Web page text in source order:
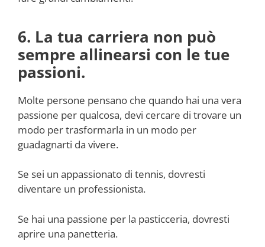
6. La tua carriera non può
sempre allinearsi con le tue
passioni.
Molte persone pensano che quando hai una vera
passione per qualcosa, devi cercare di trovare un
modo per trasformarla in un modo per
guadagnarti da vivere.
Se sei un appassionato di tennis, dovresti
diventare un professionista.
Se hai una passione per la pasticceria, dovresti
aprire una panetteria.